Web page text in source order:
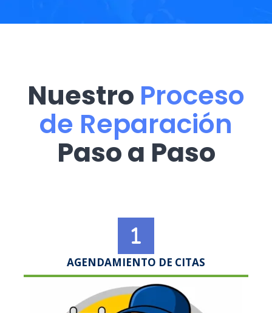
Nuestro Proceso
de Reparación
Paso a Paso
AGENDAMIENTO DE CITAS